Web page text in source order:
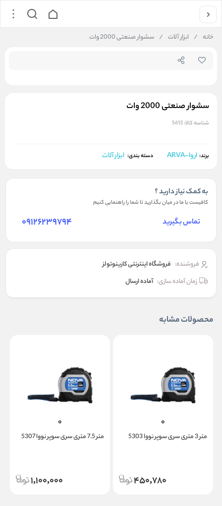
خانه / ابزار آلات / سشوار صنعتی 2000 وات
سشوار صنعتی 2000 وات
شناسه کالا:5613
برند: اروا-ARVA دسته بندی: ابزار آلات
به کمک نیاز دارید ؟
کافیست با ما در میان بگذارید تا شما را راهنمایی کنیم
تماس بگیرید 09126239794
فروشنده: فروشگاه اینترنتی کارینوتولز
زمان آماده سازی: آماده ارسال
محصولات مشابه
متر 3 متری سری سوپر نووا 5303
450,780
متر 7.5 متری سری سوپر نووا 5307
1,100,000